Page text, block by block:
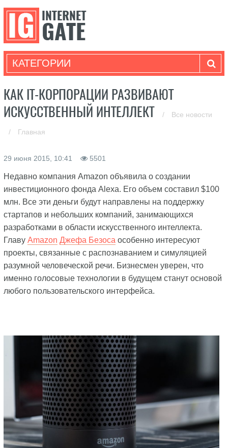
КАТЕГОРИИ
КАК IT-КОРПОРАЦИИ РАЗВИВАЮТ
ИСКУССТВЕННЫЙ ИНТЕЛЛЕКТ
/ Все новости
/ Главная
29 июня 2015, 10:41 5501
Недавно компания Amazon объявила о создании
инвестиционного фонда Alexa. Его объем составил $100
млн. Все эти деньги будут направлены на поддержку
стартапов и небольших компаний, занимающихся
разработками в области искусственного интеллекта.
Главу Amazon Джефа Безоса особенно интересуют
проекты, связанные с распознаванием и симуляцией
разумной человеческой речи. Бизнесмен уверен, что
именно голосовые технологии в будущем станут основой
любого пользовательского интерфейса.